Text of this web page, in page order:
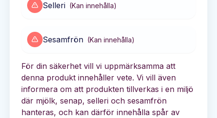
Selleri (Kan innehålla)
Sesamfrön (Kan innehålla)
För din säkerhet vill vi uppmärksamma att
denna produkt innehåller vete. Vi vill även
informera om att produkten tillverkas i en miljö
där mjölk, senap, selleri och sesamfrön
hanteras, och kan därför innehålla spår av